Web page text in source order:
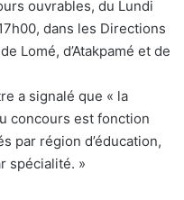
ouvrables, du Lundi
dans les Directions
Lomé, d’Atakpamé et de
a signalé que « la
concours est fonction
par région d’éducation,
spécialité. »